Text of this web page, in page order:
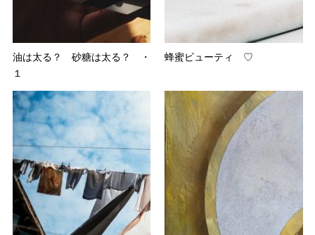
油は太る？ 砂糖は太る？ ・
１
蜂蜜ビューティ ♡